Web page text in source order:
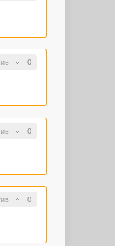
0
0
0